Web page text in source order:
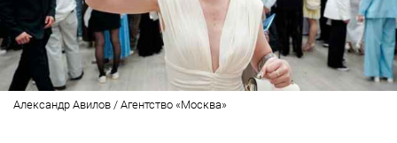
Александр Авилов / Агентство «Москва»